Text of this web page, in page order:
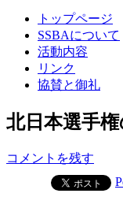
トップページ
SSBAについて
活動内容
リンク
協賛と御礼
北日本選手
コメントを残す